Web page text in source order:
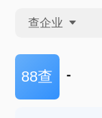
查企业
查企业
88查 -